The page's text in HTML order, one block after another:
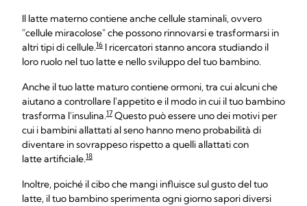
Il latte materno contiene anche cellule staminali, ovvero
"cellule miracolose" che possono rinnovarsi e trasformarsi in
altri tipi di cellule.16 I ricercatori stanno ancora studiando il
loro ruolo nel tuo latte e nello sviluppo del tuo bambino.
Anche il tuo latte maturo contiene ormoni, tra cui alcuni che
aiutano a controllare l'appetito e il modo in cui il tuo bambino
trasforma l'insulina.17 Questo può essere uno dei motivi per
cui i bambini allattati al seno hanno meno probabilità di
diventare in sovrappeso rispetto a quelli allattati con
latte artificiale.18
Inoltre, poiché il cibo che mangi influisce sul gusto del tuo
latte, il tuo bambino sperimenta ogni giorno sapori diversi